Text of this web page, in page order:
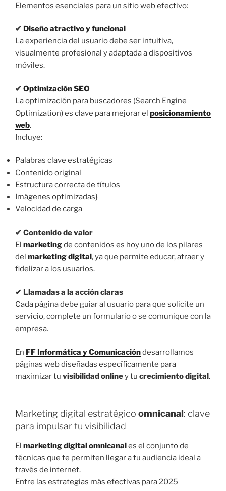
Elementos esenciales para un sitio web efectivo:
✔ Diseño atractivo y funcional
La experiencia del usuario debe ser intuitiva,
visualmente profesional y adaptada a dispositivos
móviles.
✔ Optimización SEO
La optimización para buscadores (Search Engine
Optimization) es clave para mejorar el posicionamiento
web.
Incluye:
Palabras clave estratégicas
Contenido original
Estructura correcta de títulos
Imágenes optimizadas}
Velocidad de carga
✔ Contenido de valor
El marketingde contenidos es hoy uno de los pilares
del marketing digital, ya que permite educar, atraer y
fidelizar a los usuarios.
✔ Llamadas a la acción claras
Cada página debe guiar al usuario para que solicite un
servicio, complete un formulario o se comunique con la
empresa.
En FF Informática y Comunicacióndesarrollamos
páginas web diseñadas específicamente para
maximizar tu visibilidad onliney tu crecimiento digital.
Marketing digital estratégico omnicanal: clave
para impulsar tu visibilidad
El marketing digital omnicanales el conjunto de
técnicas que te permiten llegar a tu audiencia ideal a
través de internet.
Entre las estrategias más efectivas para 2025